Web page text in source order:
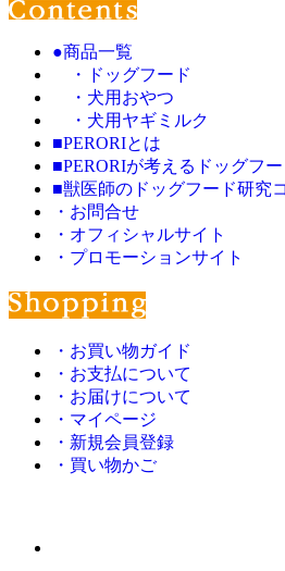
●商品一覧
・ドッグフード
・犬用おやつ
・犬用ヤギミルク
■PERORIとは
■PERORIが考えるドッグフー
■獣医師のドッグフード研究
・お問合せ
・オフィシャルサイト
・プロモーションサイト
・お買い物ガイド
・お支払について
・お届けについて
・マイページ
・新規会員登録
・買い物かご